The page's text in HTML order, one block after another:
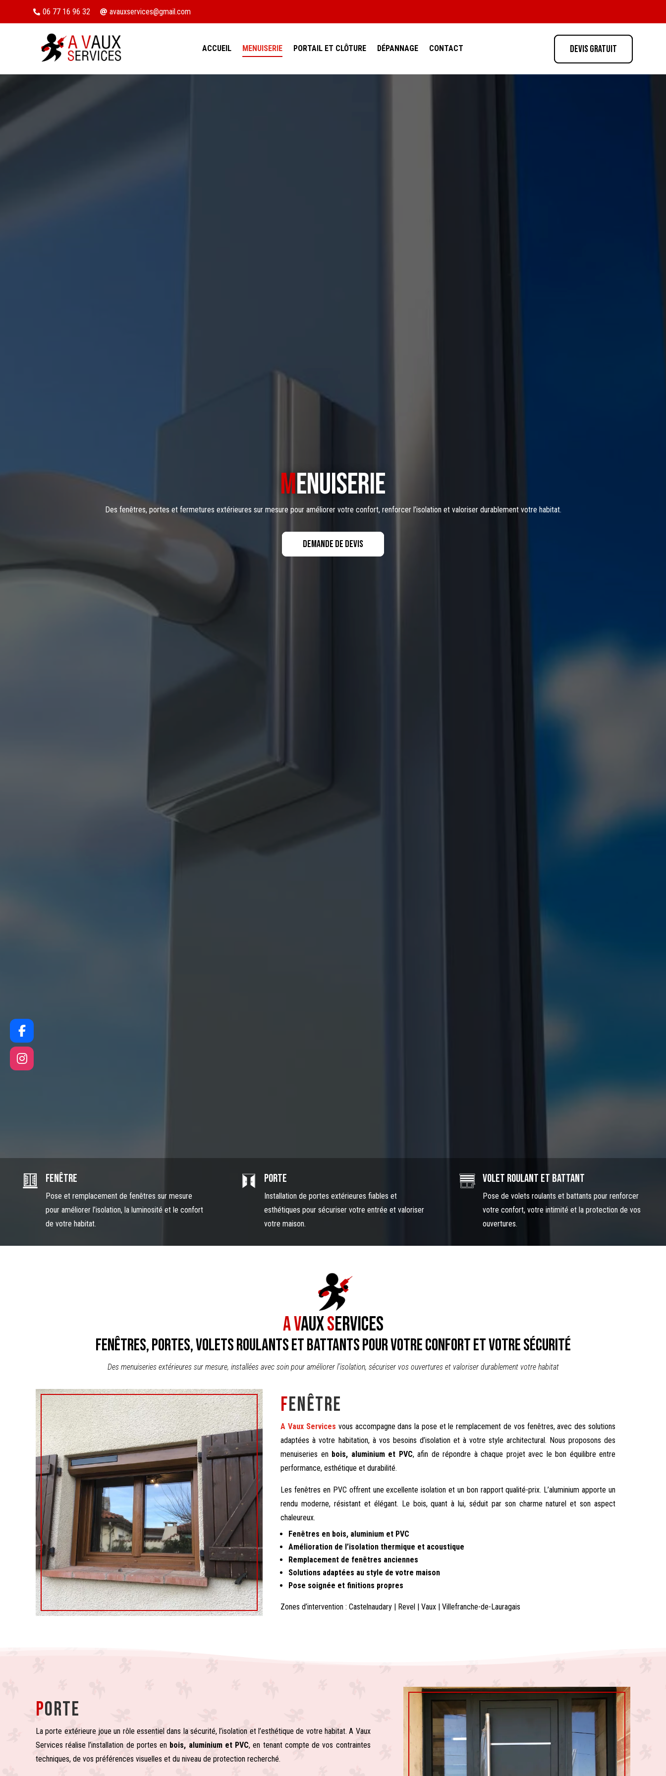
 06 77 16 96 32  avauxservices@gmail.com
ACCUEIL MENUISERIE PORTAIL ET CLÔTURE DÉPANNAGE CONTACT Devis gratuit
Menuiserie
Des fenêtres, portes et fermetures extérieures sur mesure pour améliorer votre confort, renforcer l’isolation et valoriser durablement votre habitat.
Demande de devis
Fenêtre
Pose et remplacement de fenêtres sur mesure
pour améliorer l’isolation, la luminosité et le confort
de votre habitat.
Porte
Installation de portes extérieures fiables et
esthétiques pour sécuriser votre entrée et valoriser
votre maison.
Volet roulant et battant
Pose de volets roulants et battants pour renforcer
votre confort, votre intimité et la protection de vos
ouvertures.
A VauxServices
fenêtres, portes, volets roulants et battants pour votre confort et votre sécurité
Des menuiseries extérieures sur mesure, installées avec soin pour améliorer l’isolation, sécuriser vos ouvertures et valoriser durablement votre habitat
Fenêtre
A Vaux Services vous accompagne dans la pose et le remplacement de vos fenêtres, avec des solutions
adaptées à votre habitation, à vos besoins d’isolation et à votre style architectural. Nous proposons des
menuiseries en bois, aluminium et PVC, afin de répondre à chaque projet avec le bon équilibre entre
performance, esthétique et durabilité.
Les fenêtres en PVC offrent une excellente isolation et un bon rapport qualité-prix. L’aluminium apporte un
rendu moderne, résistant et élégant. Le bois, quant à lui, séduit par son charme naturel et son aspect
chaleureux.
Fenêtres en bois, aluminium et PVC
Amélioration de l’isolation thermique et acoustique
Remplacement de fenêtres anciennes
Solutions adaptées au style de votre maison
Pose soignée et finitions propres
Zones d’intervention :Castelnaudary Revel |Vaux |Villefranche-de-Lauragais
Porte
La porte extérieure joue un rôle essentiel dans la sécurité, l’isolation et l’esthétique de votre habitat. A Vaux
Services réalise l’installation de portes en bois, aluminium et PVC, en tenant compte de vos contraintes
techniques, de vos préférences visuelles et du niveau de protection recherché.